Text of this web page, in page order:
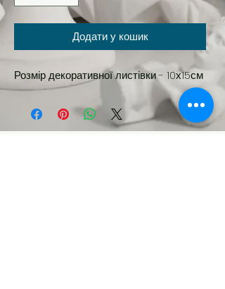
Додати у кошик
Розмір декоративної листівки - 10х15см